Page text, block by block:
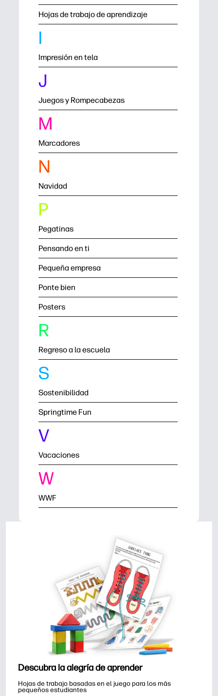
Hojas de trabajo de aprendizaje
I
Impresión en tela
J
Juegos y Rompecabezas
M
Marcadores
N
Navidad
P
Pegatinas
Pensando en ti
Pequeña empresa
Ponte bien
Posters
R
Regreso a la escuela
S
Sostenibilidad
Springtime Fun
V
Vacaciones
W
WWF
Descubra la alegría de aprender
Hojas de trabajo basadas en el juego para los más
pequeños estudiantes